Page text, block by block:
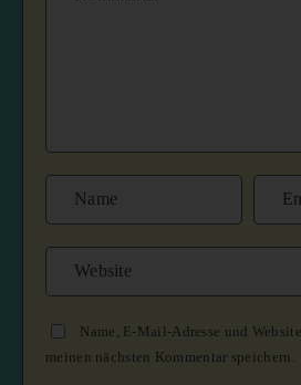
Name, E-Mail-Adresse und
meinen nächsten Kommentar speichern.